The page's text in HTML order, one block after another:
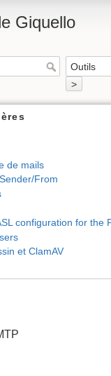
Giquello
>
de mails
From
configuration for the
et ClamAV